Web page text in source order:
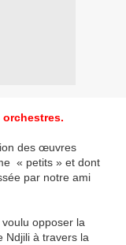
des œuvres
« petits » et dont
par notre ami
opposer la
Ndjili à travers la